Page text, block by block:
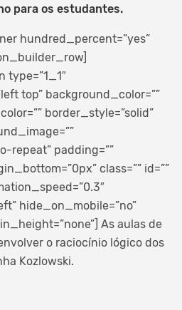
para os estudantes.
hundred_percent=”yes”
top” background_color=””
border_style=”solid”
repeat” padding=””
class=”” id=””
hide_on_mobile=”no”
As aulas de
o raciocínio lógico dos
Kozlowski.